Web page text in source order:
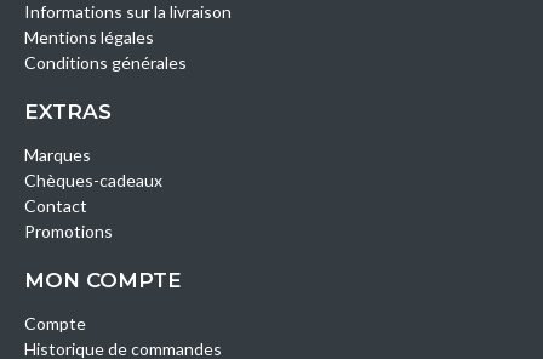
Informations sur la livraison
Mentions légales
Conditions générales
EXTRAS
Marques
Chèques-cadeaux
Contact
Promotions
MON COMPTE
Compte
Historique de commandes